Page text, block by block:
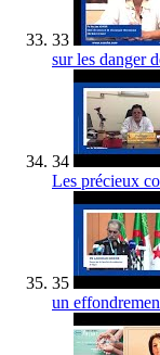
33
sur les danger
34
Les précieux
35
un